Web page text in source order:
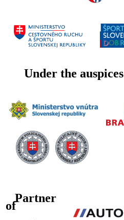
Under the auspices
Partner
of